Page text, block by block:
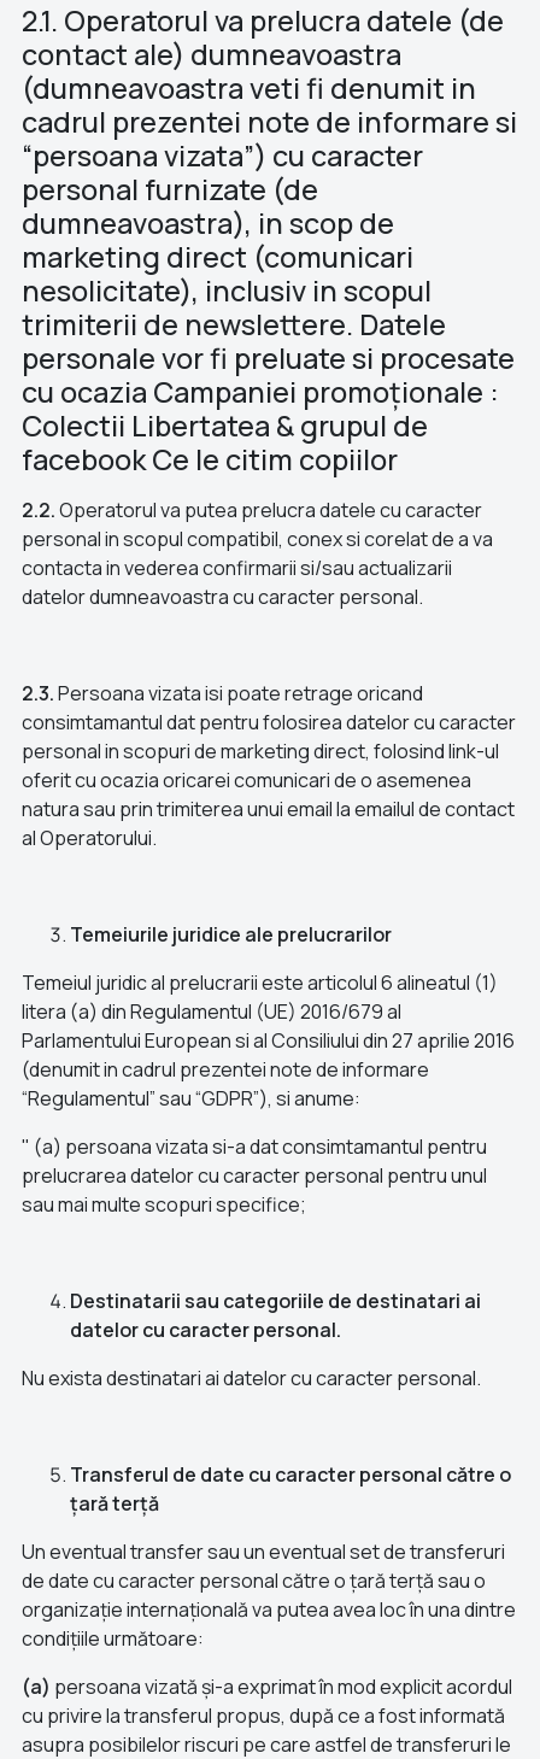
2.1. Operatorul va prelucra datele (de
contact ale) dumneavoastra
(dumneavoastra veti fi denumit in
cadrul prezentei note de informare si
“persoana vizata”) cu caracter
personal furnizate (de
dumneavoastra), in scop de
marketing direct (comunicari
nesolicitate), inclusiv in scopul
trimiterii de newslettere. Datele
personale vor fi preluate si procesate
cu ocazia Campaniei promoționale :
Colectii Libertatea & grupul de
facebook Ce le citim copiilor
2.2.Operatorul va putea prelucra datele cu caracter
personal in scopul compatibil, conex si corelat de a va
contacta in vederea confirmarii si/sau actualizarii
datelor dumneavoastra cu caracter personal.
2.3.Persoana vizata isi poate retrage oricand
consimtamantul dat pentru folosirea datelor cu caracter
personal in scopuri de marketing direct, folosind link-ul
oferit cu ocazia oricarei comunicari de o asemenea
natura sau prin trimiterea unui email la emailul de contact
al Operatorului.
Temeiurile juridice ale prelucrarilor
Temeiul juridic al prelucrarii este articolul 6 alineatul (1)
litera (a) din Regulamentul (UE) 2016/679 al
Parlamentului European si al Consiliului din 27 aprilie 2016
(denumit in cadrul prezentei note de informare
“Regulamentul” sau “GDPR”), si anume:
" (a) persoana vizata si-a dat consimtamantul pentru
prelucrarea datelor cu caracter personal pentru unul
sau mai multe scopuri specifice;
Destinatarii sau categoriile de destinatari ai
datelor cu caracter personal.
Nu exista destinatari ai datelor cu caracter personal.
Transferul de date cu caracter personal către o
țară terță
Un eventual transfer sau un eventual set de transferuri
de date cu caracter personal către o țară terță sau o
organizație internațională va putea avea loc în una dintre
condițiile următoare:
(a) persoana vizată și-a exprimat în mod explicit acordul
cu privire la transferul propus, după ce a fost informată
asupra posibilelor riscuri pe care astfel de transferuri le